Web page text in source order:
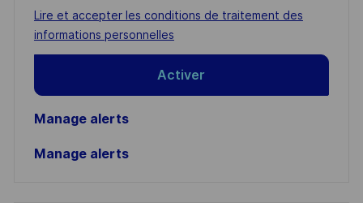
address
(Required)
Required
Lire et accepter les conditions de traitement des
informations personnelles
Activer
Manage alerts
Manage alerts